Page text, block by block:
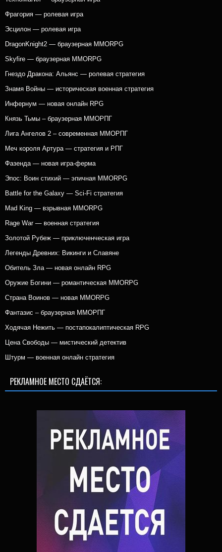
Фрагория — ролевая игра
Эсцилон — ролевая игра
DragonKnight2 — браузерная MMORPG
Skyfire — браузерная MMORPG
Гнездо Дракона: Альянс — ролевая стратегия
Знамя Войны — историческая военная стратегия
Инфернум — новая онлайн RPG
Князь Тьмы – браузерная ММОРПГ
Лига Ангелов 2 – современная ММОРПГ
Меч короля Артура — стратегия и РПГ
Фазенда — новая игра-ферма
Эпос: Воин стихий — эпичная MMORPG
Battle for the Galaxy — Sci-Fi стратегия
Mad King — взрывная MMORPG
Rage War — военная стратегия
Золотой Рубеж — приключенческая игра
Легенды Древних: Викинги и Славяне
Обитель Зла — новая онлайн RPG
Оружие Богини — романтическая MMORPG
Страна Воинов — новая MMORPG
Фантазис – браузерная ММОРПГ
Ходячая Нежить — постапокалиптическая RPG
Цена Свободы — мистический детектив
Штурм — военная онлайн стратегия
РЕКЛАМНОЕ МЕСТО СДАЁТСЯ: